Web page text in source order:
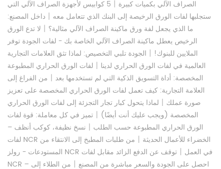
الصراف الآلي بكميات كبيرة |
5 كوابيس لأجهزة الصراف الآلي التي
ستجلبها لفات الورق الرخيصة إلى البنك الذي تتعامل معه | داخل المصنع:
ما الذي يجعل لفة ورق ماكينة الصراف الآلي مثالية؟ | لا تدع الورق
الرخيص يعطل ماكينة الصراف الآلي الخاصة بك - لفات الجودة توفر
الملايين للبنوك! | الجودة تلبي التخصيص: لماذا تثق العلامات التجارية
العالمية في لفات الورق الحراري لدينا | لفات الورق الحراري المطبوعة
المخصصة: أداة التسويق الذكية التي لم تستخدمها بعد | من الفراغ إلى
العلامة التجارية: كيف تعمل لفات الورق الحراري المخصصة على تعزيز
صورة عملك | لماذا يتحول كبار تجار التجزئة إلى لفات الورق الحراري
المخصصة (ويجب عليك أنت أيضًا) | تميز في كل معاملة: قوة لفات
الورق الحراري المطبوعة حسب الطلب | نسخ نظيفة، كوكب أنظف –
لفات NCR الخضراء للأعمال الحديثة | من طلبات المطبخ إلى الانتقاء من
المستودعات - رولز NCR في العمل | توقف عن الدفع الزائد مقابل لفات
NCR – احصل على الجودة والسعر مباشرة من المصنع | من الطلاء إلى